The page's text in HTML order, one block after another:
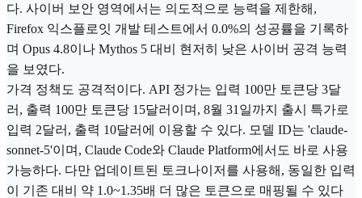
다. 사이버 보안 영역에서는 의도적으로 능력을 제한해,
Firefox 익스플로잇 개발 테스트에서 0.0%의 성공률을 기록하
며 Opus 4.8이나 Mythos 5 대비 현저히 낮은 사이버 공격 능력
을 보였다.
가격 정책도 공격적이다. API 정가는 입력 100만 토큰당 3달
러, 출력 100만 토큰당 15달러이며, 8월 31일까지 출시 특가로
입력 2달러, 출력 10달러에 이용할 수 있다. 모델 ID는 'claude-
sonnet-5'이며, Claude Code와 Claude Platform에서도 바로 사용
가능하다. 다만 업데이트된 토크나이저를 사용해, 동일한 입력
이 기존 대비 약 1.0~1.35배 더 많은 토큰으로 매핑될 수 있다